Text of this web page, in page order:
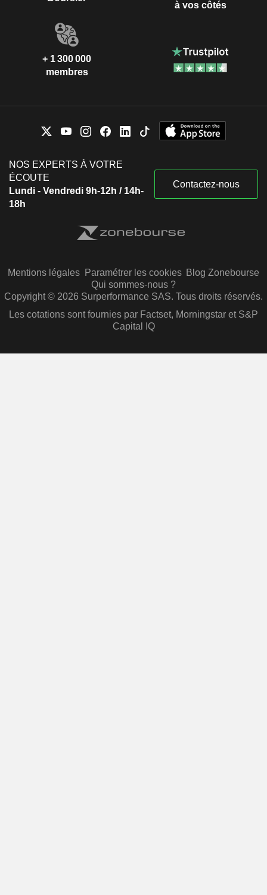
à vos côtés
+ 1 300 000
membres
NOS EXPERTS À VOTRE
ÉCOUTE
Lundi - Vendredi 9h-12h / 14h-
18h
Contactez-nous
Mentions légales Paramétrer les cookies Blog Zonebourse
Qui sommes-nous ?
Copyright © 2026 Surperformance SAS. Tous droits réservés.
Les cotations sont fournies par Factset, Morningstar et S&P
Capital IQ